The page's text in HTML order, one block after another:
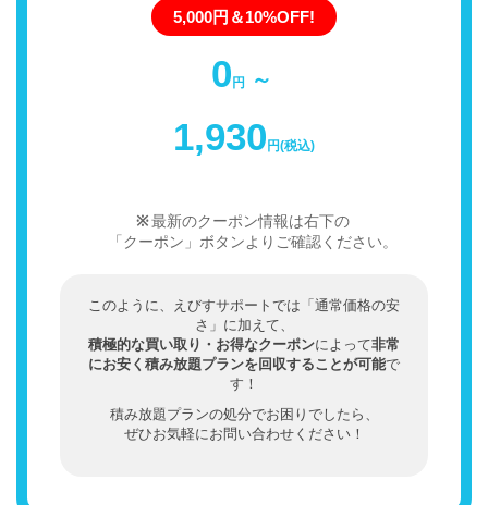
5,000円＆10%OFF!
0 円 ～
1,930 円(税込)
最新のクーポン情報は右下の
「クーポン」ボタンよりご確認ください。
このように、えびすサポートでは「通常価格の安
さ」に加えて、
積極的な買い取り・お得なクーポンによって非常
にお安く積み放題プランを回収することが可能で
す！
積み放題プランの処分でお困りでしたら、
ぜひお気軽にお問い合わせください！